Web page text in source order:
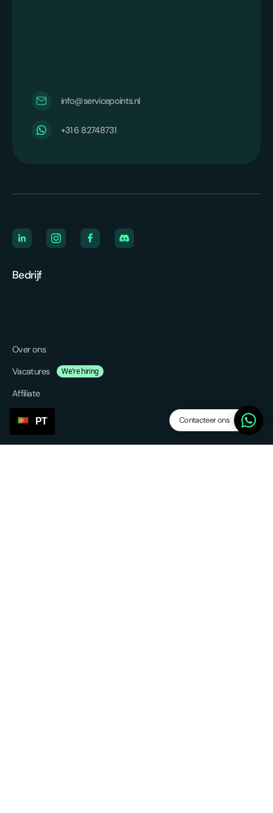
Contacteer ons
info@servicepoints.nl
‪+31 6 82748731‬
Bedrijf
Over ons
Vacatures
We're hiring
Affiliate
Blog
PT